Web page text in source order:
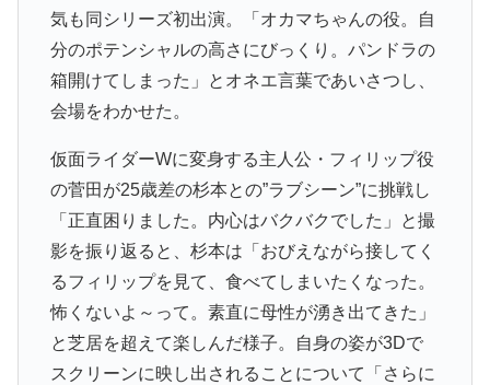
気も同シリーズ初出演。「オカマちゃんの役。自
分のポテンシャルの高さにびっくり。パンドラの
箱開けてしまった」とオネエ言葉であいさつし、
会場をわかせた。
仮面ライダーWに変身する主人公・フィリップ役
の菅田が25歳差の杉本との”ラブシーン”に挑戦し
「正直困りました。内心はバクバクでした」と撮
影を振り返ると、杉本は「おびえながら接してく
るフィリップを見て、食べてしまいたくなった。
怖くないよ～って。素直に母性が湧き出てきた」
と芝居を超えて楽しんだ様子。自身の姿が3Dで
スクリーンに映し出されることについて「さらに